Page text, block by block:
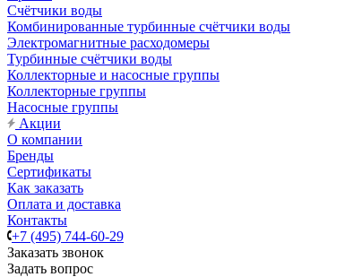
Счётчики воды
Комбинированные турбинные счётчики воды
Электромагнитные расходомеры
Турбинные счётчики воды
Коллекторные и насосные группы
Коллекторные группы
Насосные группы
Акции
О компании
Бренды
Сертификаты
Как заказать
Оплата и доставка
Контакты
+7 (495) 744-60-29
Заказать звонок
Задать вопрос